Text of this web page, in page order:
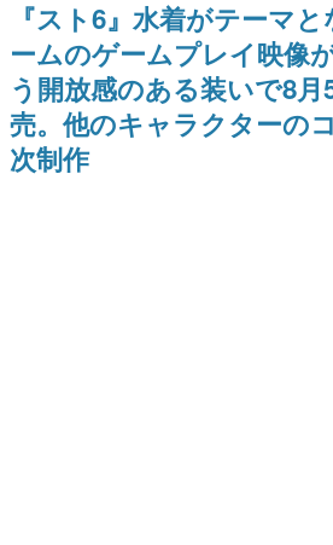
ゲーム世代の作家たち
ゲームに多大な影響を受けた
日本のコンテンツ産業やカル
画です。
日本モバイルゲーム産業
日本のモバイルゲーム史にお
なじみの緩衝材が会社の名前に
ムも
『スト6』水着がテーマ
ームのゲームプレイ映像
う開放感のある装いで8
売。他のキャラクターの
次制作